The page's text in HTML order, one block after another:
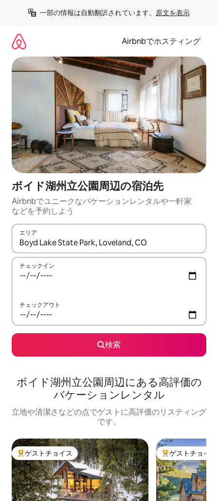
一部の情報は自動翻訳されています。 原文を表示
Airbnbでホスティング
ボイド湖州立公園⁠周⁠辺⁠の宿⁠泊⁠先
Airbnbでユニークなバ⁠ケ⁠ー⁠シ⁠ョ⁠ンレ⁠ン⁠タ⁠ルや一⁠軒⁠家
な⁠ど⁠を予⁠約⁠し⁠よ⁠う
エリア
検索結果が表示されたら、上下の矢印キーを使って移動するか
チェックイン
チェックアウト
検索
ボイド湖州立公園⁠周⁠辺⁠に⁠あ⁠る高⁠評⁠価⁠の
バ⁠ケ⁠ー⁠シ⁠ョ⁠ン⁠レ⁠ン⁠タ⁠ル
立地や清潔さなどの点でゲストに高評価のリスティング
です。
大好評のゲストチョイスです。
ゲストチョイス 大好評のゲスト
ゲストチョイス